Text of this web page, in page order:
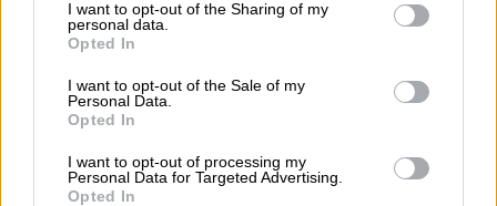
not limited to your visit or usage behaviour. You may click to
grant or deny consent to Google and its third-party tags to
use your data for below specified purposes in below Google
consent section.
I want to opt-out of the Sharing of my
personal data.
Opted In
I want to opt-out of the Sale of my
Personal Data.
Opted In
I want to opt-out of processing my
Personal Data for Targeted Advertising.
Opted In
Ζητούσε συνδρομή και από τα μέλη -
Πάντως, ο ιδρυτής της κοινωνικής κουζίνας